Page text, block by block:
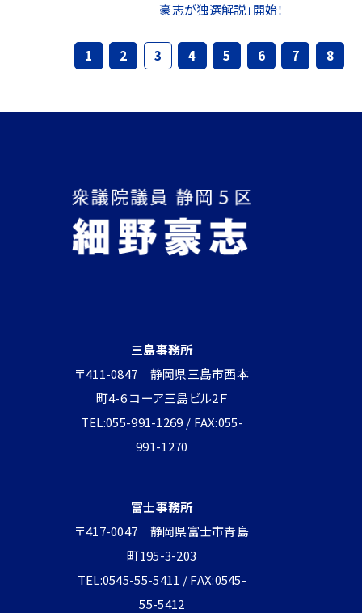
豪志が独選解説」開始！
1 2 3 4 5 6 7
8
三島事務所
〒411-0847 静岡県三島市西本
町4-6 コーア三島ビル2Ｆ
TEL:055-991-1269 / FAX:055-
991-1270
富士事務所
〒417-0047 静岡県富士市青島
町195-3-203
TEL:0545-55-5411 / FAX:0545-
55-5412